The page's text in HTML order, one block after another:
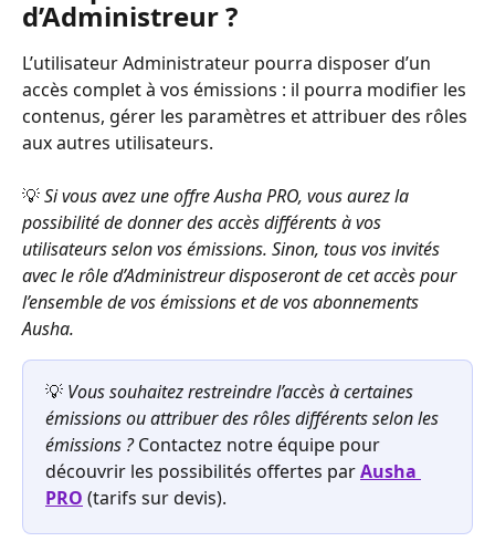
d’Administreur ?
L’utilisateur Administrateur pourra disposer d’un
accès complet à vos émissions : il pourra modifier les
contenus, gérer les paramètres et attribuer des rôles
aux autres utilisateurs.
💡 Si vous avez une offre Ausha PRO, vous aurez la
possibilité de donner des accès différents à vos
utilisateurs selon vos émissions. Sinon, tous vos invités
avec le rôle d’Administreur disposeront de cet accès pour
l’ensemble de vos émissions et de vos abonnements
Ausha.
💡 Vous souhaitez restreindre l’accès à certaines
émissions ou attribuer des rôles différents selon les
émissions ? Contactez notre équipe pour
découvrir les possibilités offertes par Ausha
PRO (tarifs sur devis).